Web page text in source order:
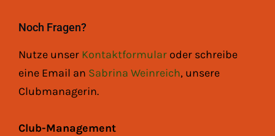
Noch Fragen?
Nutze unser Kontaktformular oder schreibe
eine Email an Sabrina Weinreich, unsere
Clubmanagerin.
Club-Management